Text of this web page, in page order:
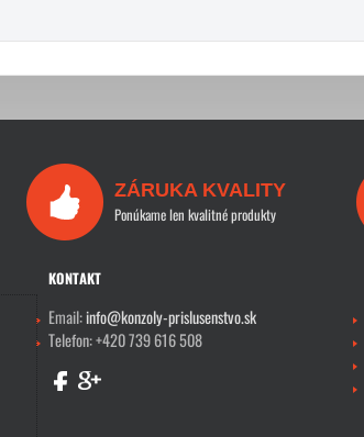
ZÁRUKA KVALITY
Ponúkame len kvalitné produkty
KONTAKT
Email:info@konzoly-prislusenstvo.sk
Telefon: +420 739 616 508